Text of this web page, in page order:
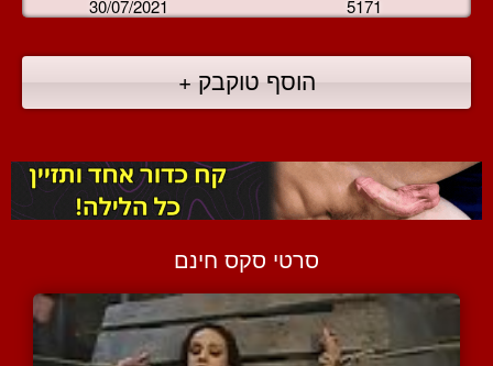
30/07/2021 5171
הוסף טוקבק +
סרטי סקס חינם